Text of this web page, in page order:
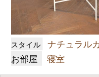
スタイル
ナチュラル
お部屋
寝室